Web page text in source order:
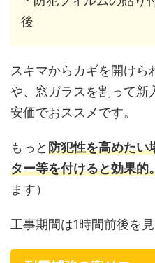
後
スキマからカギを開け
や、窓ガラスを割って新
安価でおススメです。
もっと防犯性を高めたい
ター等を付けると効果的
ます）
工事期間は1時間前後を